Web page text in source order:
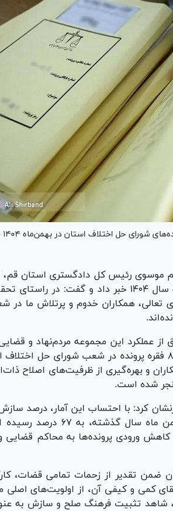
موسوی رئیس کل دادگستری استان قم،
چشمگیر شورا‌های حل اختلاف استان در بهمن ماه سال ۱۴۰۴ خبر داد
تعالی، همکاران خدوم و پرتلاش ما
عملکرد این مجموعه مردم‌نهاد و
تصریح کرد: در این بازه زمانی، مجموعاً ۴ هزار و ۸۶۹ فقره پرونده در شعب
کرد: با احتساب این آمار، درصد
ارجاعی به شورا‌های حل اختلاف استان قم در
ورودی پرونده‌ها به محاکم قضایی
ضمن تقدیر از زحمات تمامی قضات،
کمی و کیفی آن، از اولویت‌های
شاهد تثبیت فرهنگ صلح و سازش به